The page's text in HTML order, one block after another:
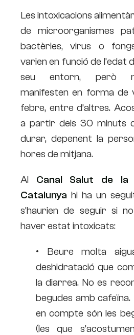
Les intoxicacions
de microorganismes
bactèries, virus o
varien en funció de l’edat
seu entorn, però
manifesten en forma de
febre, entre d’altres.
a partir dels 30 minuts
durar, depenent la
hores de mitjana.
Al Canal Salut de la
Catalunya hi ha un
s’haurien de seguir si
haver estat intoxicats:
• Beure molta
deshidratació que
la diarrea. No es
begudes amb
en compte són les
(les que